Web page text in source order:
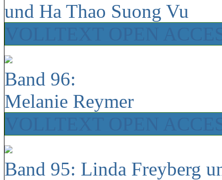
und Ha Thao Suong Vu
Band 96:
Melanie Reymer
Band 95: Linda Freyberg